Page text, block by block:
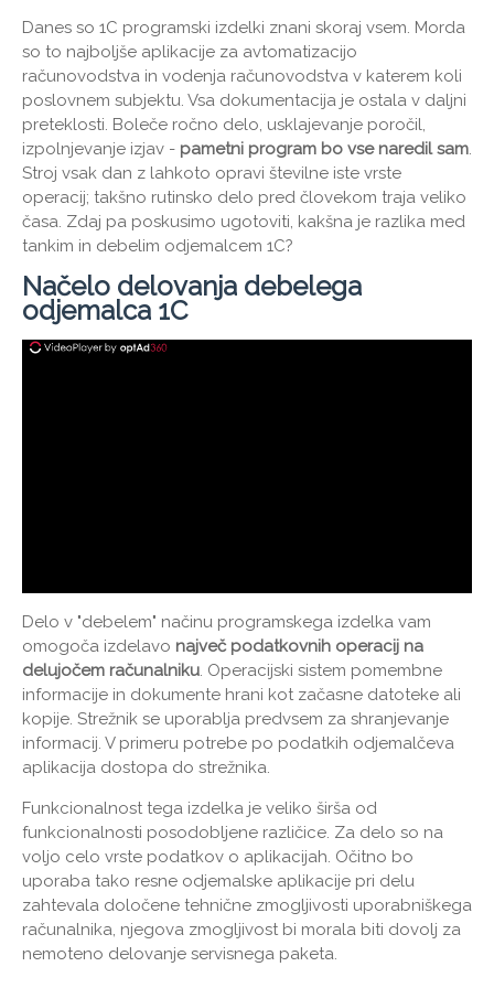
Danes so 1C programski izdelki znani skoraj vsem. Morda
so to najboljše aplikacije za avtomatizacijo
računovodstva in vodenja računovodstva v katerem koli
poslovnem subjektu. Vsa dokumentacija je ostala v daljni
preteklosti. Boleče ročno delo, usklajevanje poročil,
izpolnjevanje izjav - pametni program bo vse naredil sam.
Stroj vsak dan z lahkoto opravi številne iste vrste
operacij; takšno rutinsko delo pred človekom traja veliko
časa. Zdaj pa poskusimo ugotoviti, kakšna je razlika med
tankim in debelim odjemalcem 1C?
Načelo delovanja debelega
odjemalca 1C
Delo v "debelem" načinu programskega izdelka vam
omogoča izdelavo največ podatkovnih operacij na
delujočem računalniku . Operacijski sistem pomembne
informacije in dokumente hrani kot začasne datoteke ali
kopije. Strežnik se uporablja predvsem za shranjevanje
informacij. V primeru potrebe po podatkih odjemalčeva
aplikacija dostopa do strežnika.
Funkcionalnost tega izdelka je veliko širša od
funkcionalnosti posodobljene različice. Za delo so na
voljo celo vrste podatkov o aplikacijah. Očitno bo
uporaba tako resne odjemalske aplikacije pri delu
zahtevala določene tehnične zmogljivosti uporabniškega
računalnika, njegova zmogljivost bi morala biti dovolj za
nemoteno delovanje servisnega paketa.